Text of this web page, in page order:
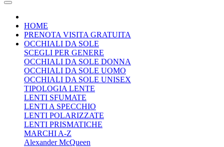
HOME
PRENOTA VISITA GRATUITA
OCCHIALI DA SOLE
SCEGLI PER GENERE
OCCHIALI DA SOLE DONNA
OCCHIALI DA SOLE UOMO
OCCHIALI DA SOLE UNISEX
TIPOLOGIA LENTE
LENTI SFUMATE
LENTI A SPECCHIO
LENTI POLARIZZATE
LENTI PRISMATICHE
MARCHI A-Z
Alexander McQueen